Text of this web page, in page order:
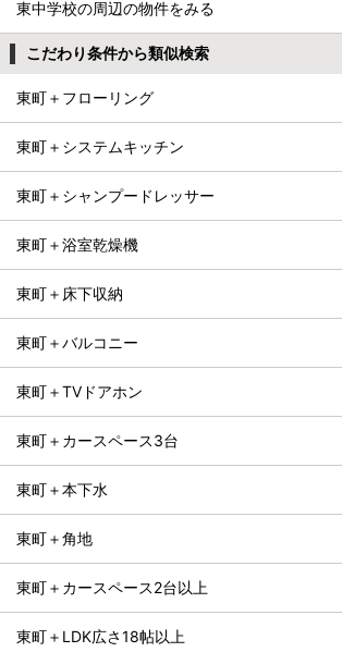
東中学校の周辺の物件をみる
こだわり条件から類似検索
東町＋フローリング
東町＋システムキッチン
東町＋シャンプードレッサー
東町＋浴室乾燥機
東町＋床下収納
東町＋バルコニー
東町＋TVドアホン
東町＋カースペース3台
東町＋本下水
東町＋角地
東町＋カースペース2台以上
東町＋LDK広さ18帖以上